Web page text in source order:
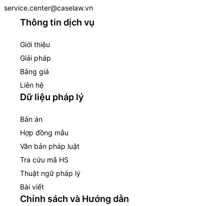
service.center@caselaw.vn
Thông tin dịch vụ
Giới thiệu
Giải pháp
Bảng giá
Liên hệ
Dữ liệu pháp lý
Bản án
Hợp đồng mẫu
Văn bản pháp luật
Tra cứu mã HS
Thuật ngữ pháp lý
Bài viết
Chính sách và Hướng dẫn